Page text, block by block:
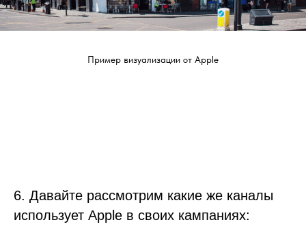
Пример визуализации от Apple
6. Давайте рассмотрим какие же каналы
использует Apple в своих кампаниях: